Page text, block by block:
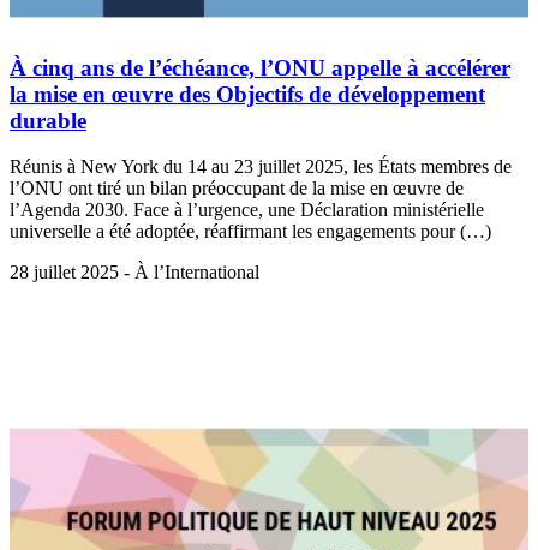
À cinq ans de l’échéance, l’ONU appelle à accélérer
la mise en œuvre des Objectifs de développement
durable
Réunis à New York du 14 au 23 juillet 2025, les États membres de
l’ONU ont tiré un bilan préoccupant de la mise en œuvre de
l’Agenda 2030. Face à l’urgence, une Déclaration ministérielle
universelle a été adoptée, réaffirmant les engagements pour (…)
28 juillet 2025 - À l’International